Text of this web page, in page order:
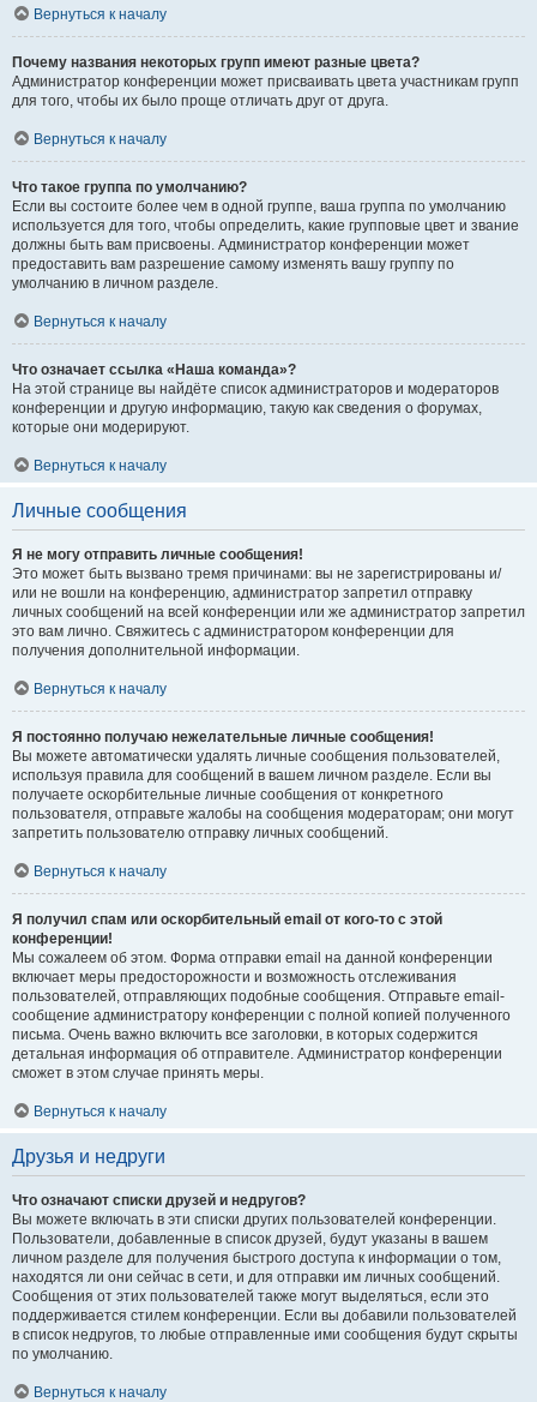
Вернуться к началу
Почему названия некоторых групп имеют разные цвета?
Администратор конференции может присваивать цвета участникам групп
для того, чтобы их было проще отличать друг от друга.
Вернуться к началу
Что такое группа по умолчанию?
Если вы состоите более чем в одной группе, ваша группа по умолчанию
используется для того, чтобы определить, какие групповые цвет и звание
должны быть вам присвоены. Администратор конференции может
предоставить вам разрешение самому изменять вашу группу по
умолчанию в личном разделе.
Вернуться к началу
Что означает ссылка «Наша команда»?
На этой странице вы найдёте список администраторов и модераторов
конференции и другую информацию, такую как сведения о форумах,
которые они модерируют.
Вернуться к началу
Личные сообщения
Я не могу отправить личные сообщения!
Это может быть вызвано тремя причинами: вы не зарегистрированы и/
или не вошли на конференцию, администратор запретил отправку
личных сообщений на всей конференции или же администратор запретил
это вам лично. Свяжитесь с администратором конференции для
получения дополнительной информации.
Вернуться к началу
Я постоянно получаю нежелательные личные сообщения!
Вы можете автоматически удалять личные сообщения пользователей,
используя правила для сообщений в вашем личном разделе. Если вы
получаете оскорбительные личные сообщения от конкретного
пользователя, отправьте жалобы на сообщения модераторам; они могут
запретить пользователю отправку личных сообщений.
Вернуться к началу
Я получил спам или оскорбительный email от кого-то с этой
конференции!
Мы сожалеем об этом. Форма отправки email на данной конференции
включает меры предосторожности и возможность отслеживания
пользователей, отправляющих подобные сообщения. Отправьте email-
сообщение администратору конференции с полной копией полученного
письма. Очень важно включить все заголовки, в которых содержится
детальная информация об отправителе. Администратор конференции
сможет в этом случае принять меры.
Вернуться к началу
Друзья и недруги
Что означают списки друзей и недругов?
Вы можете включать в эти списки других пользователей конференции.
Пользователи, добавленные в список друзей, будут указаны в вашем
личном разделе для получения быстрого доступа к информации о том,
находятся ли они сейчас в сети, и для отправки им личных сообщений.
Сообщения от этих пользователей также могут выделяться, если это
поддерживается стилем конференции. Если вы добавили пользователей
в список недругов, то любые отправленные ими сообщения будут скрыты
по умолчанию.
Вернуться к началу